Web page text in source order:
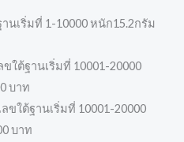
เริ่มที่ 1-10000 หนัก15.2กรัม
ใต้ฐานเริ่มที่ 10001-20000
บาท
ใต้ฐานเริ่มที่ 10001-20000
บาท